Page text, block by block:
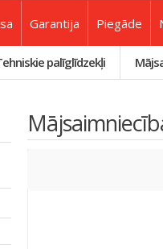
Garantija Piegāde
palīglīdzekļi